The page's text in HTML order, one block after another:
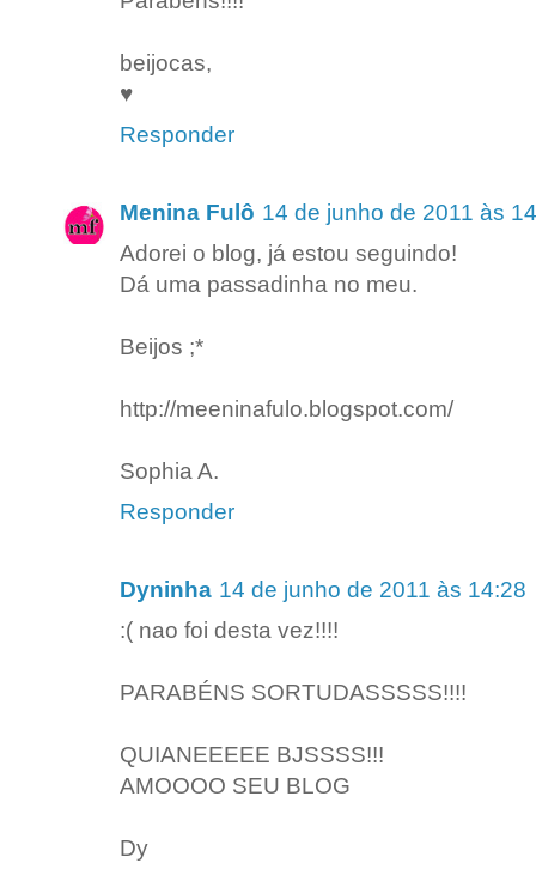
beijocas,
♥
Responder
Menina Fulô 14 de junho de 2011 às
Adorei o blog, já estou seguindo!
Dá uma passadinha no meu.
Beijos ;*
http://meeninafulo.blogspot.com/
Sophia A.
Responder
Dyninha 14 de junho de 2011 às 14:28
:( nao foi desta vez!!!!
PARABÉNS SORTUDASSSSS!!!!
QUIANEEEEE BJSSSS!!!
AMOOOO SEU BLOG
Dy